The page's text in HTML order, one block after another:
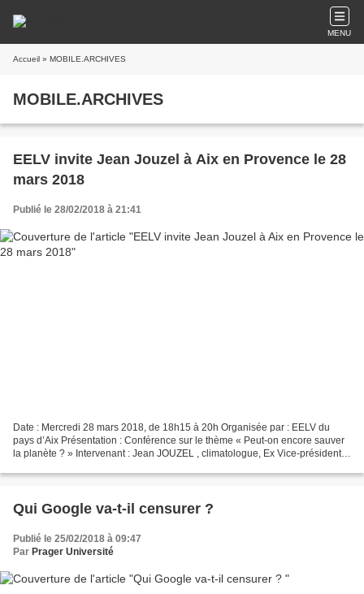
MENU
Accueil » MOBILE.ARCHIVES
MOBILE.ARCHIVES
EELV invite Jean Jouzel à Aix en Provence le 28
mars 2018
Publié le 28/02/2018 à 21:41
Date : Mercredi 28 mars 2018, de 18h15 à 20h Organisée par : EELV du
pays d’Aix Présentation : Conférence sur le thème « Peut-on encore sauver
la planète ? » Intervenant : Jean JOUZEL , climatologue, Ex Vice-président
Qui Google va-t-il censurer ?
Publié le 25/02/2018 à 09:47
Par Prager Université